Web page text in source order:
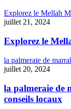
Explorez le Mellah
juillet 21, 2024
Explorez le
la palmeraie de
juillet 20, 2024
la palmeraie de
conseils locaux